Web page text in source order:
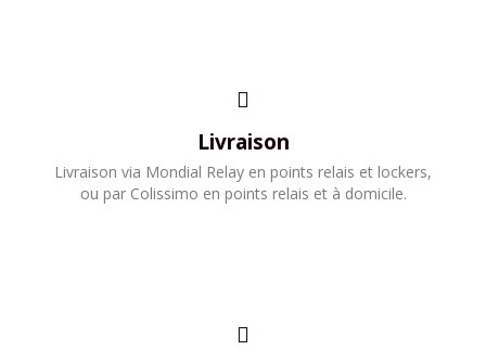
Livraison
​Livraison via Mondial Relay en points relais et lockers,
ou par Colissimo en points relais et à domicile.​